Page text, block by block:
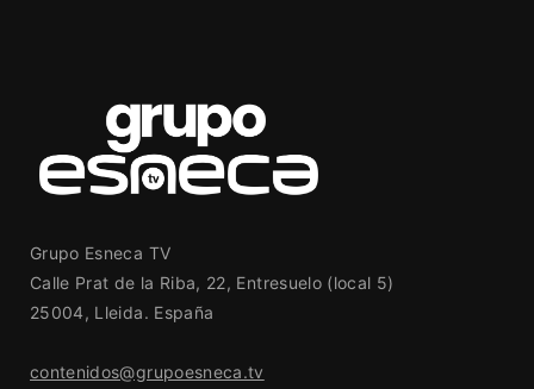
Grupo Esneca TV
Calle Prat de la Riba, 22, Entresuelo (local 5)
25004, Lleida. España
contenidos@grupoesneca.tv